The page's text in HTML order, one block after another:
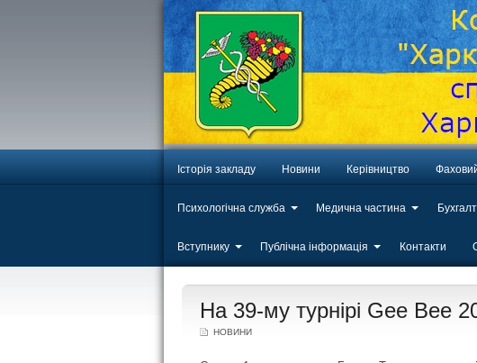
Історія закладу Новини Керівництво
Психологічна служба Медична частина
Вступнику Публічна інформація Контакти
20
На 39-му турнірі Gee Bee
НОВИНИ